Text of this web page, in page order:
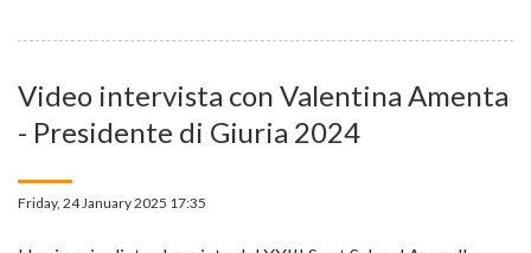
Video intervista con Valentina Amenta
- Presidente di Giuria 2024
Friday, 24 January 2025 17:35